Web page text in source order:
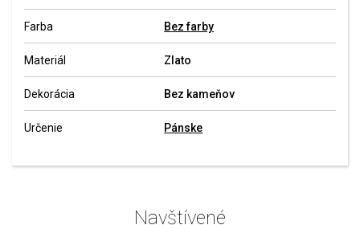
Farba Bez farby
Materiál Zlato
Dekorácia Bez kameňov
Určenie Pánske
Navštívené